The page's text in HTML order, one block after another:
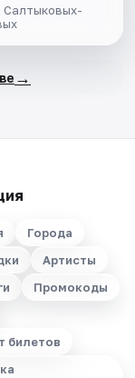
Салтыковых-
→
Города
Артисты
Промокоды
билетов